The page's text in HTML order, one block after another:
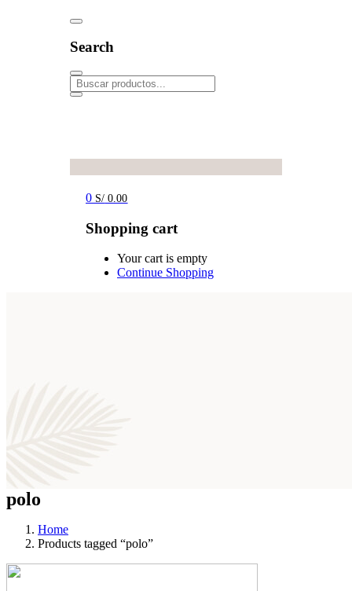
Search
0 S/ 0.00
Shopping cart
Your cart is empty
Continue Shopping
polo
Home
Products tagged “polo”